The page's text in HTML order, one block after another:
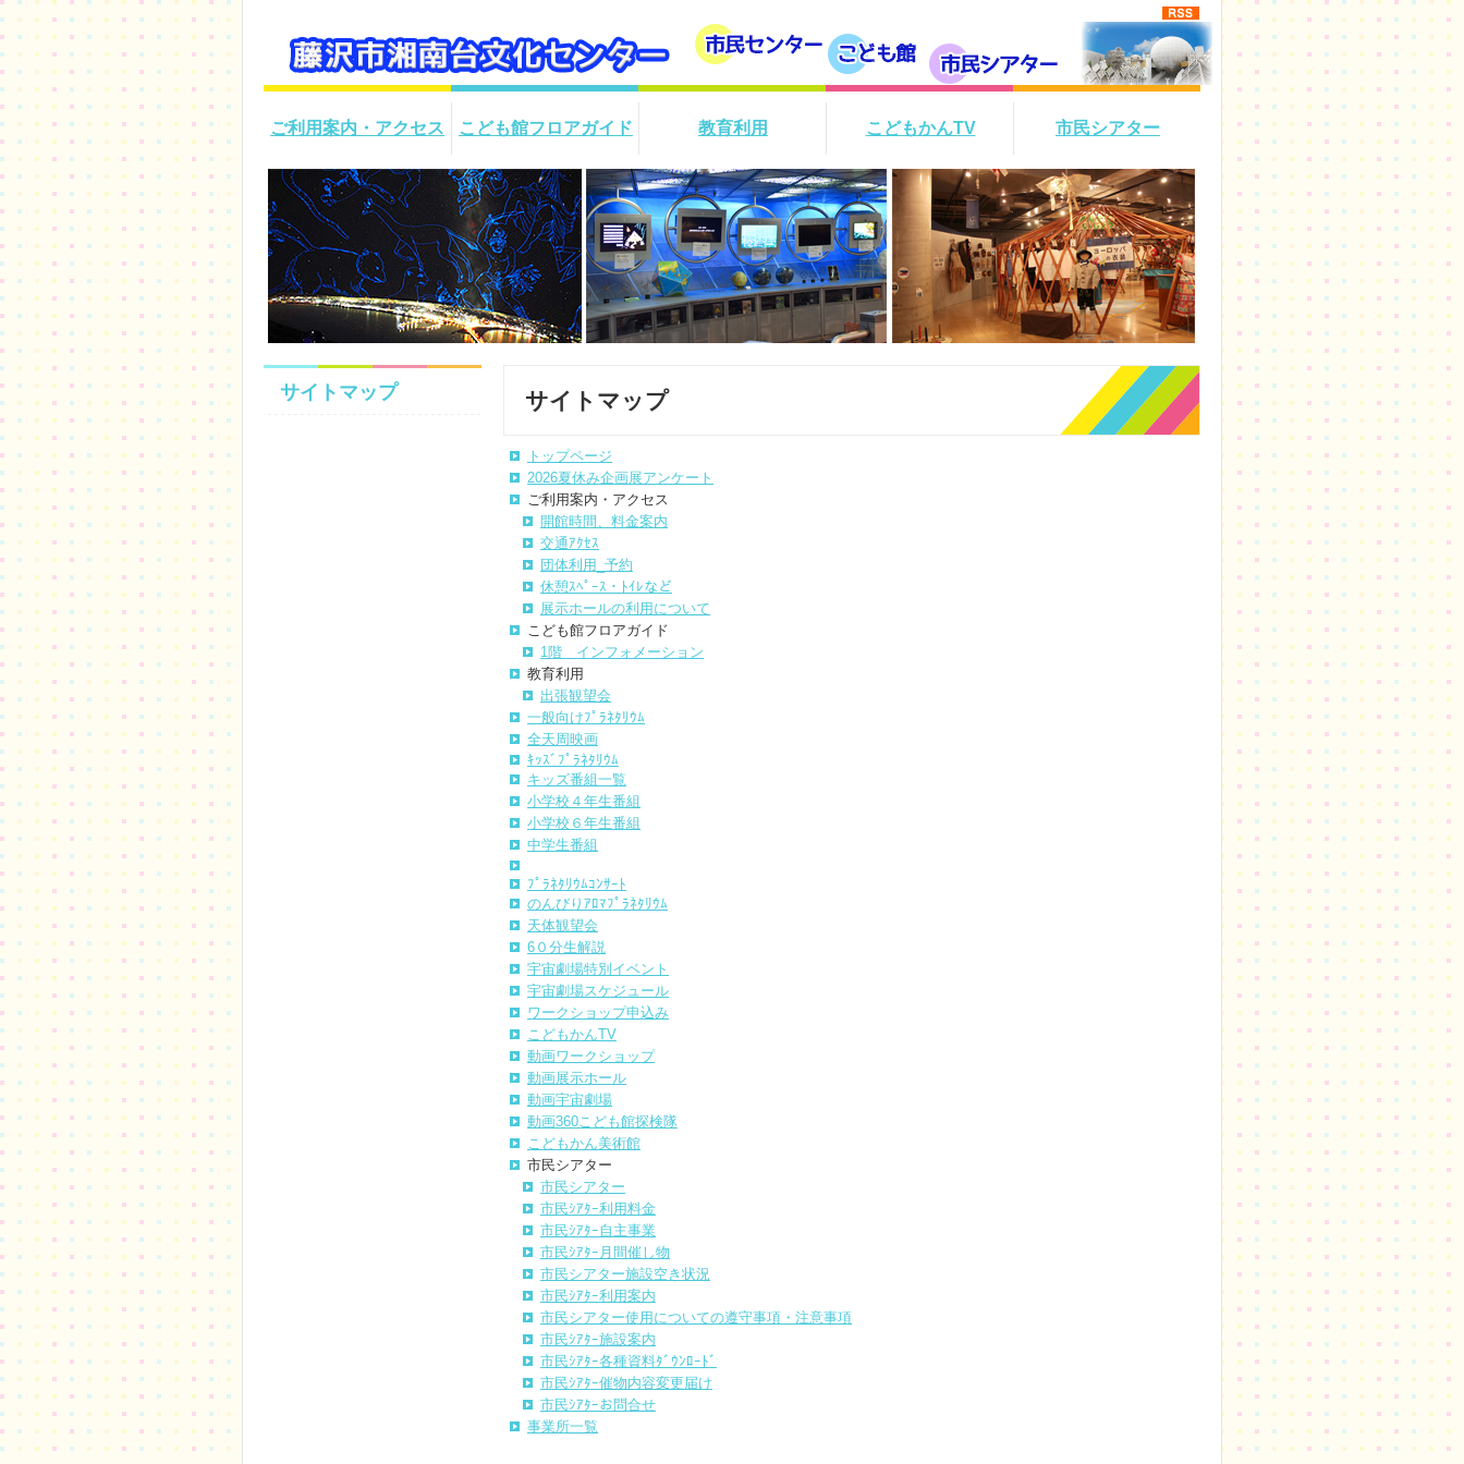
ご利用案内・アクセス こども館フロアガイド 教育利用 こどもかんTV 市民シアター
サイトマップ サイトマップ
トップページ
2026夏休み企画展アンケート
ご利用案内・アクセス
開館時間、料金案内
交通ｱｸｾｽ
団体利用_予約
休憩ｽﾍﾟｰｽ・ﾄｲﾚなど
展示ホールの利用について
こども館フロアガイド
1階 インフォメーション
教育利用
出張観望会
一般向けﾌﾟﾗﾈﾀﾘｳﾑ
全天周映画
ｷｯｽﾞﾌﾟﾗﾈﾀﾘｳﾑ
キッズ番組一覧
小学校４年生番組
小学校６年生番組
中学生番組
ﾌﾟﾗﾈﾀﾘｳﾑｺﾝｻｰﾄ
のんびりｱﾛﾏﾌﾟﾗﾈﾀﾘｳﾑ
天体観望会
6０分生解説
宇宙劇場特別イベント
宇宙劇場スケジュール
ワークショップ申込み
こどもかんTV
動画ワークショップ
動画展示ホール
動画宇宙劇場
動画360こども館探検隊
こどもかん美術館
市民シアター
市民シアター
市民ｼｱﾀｰ利用料金
市民ｼｱﾀｰ自主事業
市民ｼｱﾀｰ月間催し物
市民シアター施設空き状況
市民ｼｱﾀｰ利用案内
市民シアター使用についての遵守事項・注意事項
市民ｼｱﾀｰ施設案内
市民ｼｱﾀｰ各種資料ﾀﾞｳﾝﾛｰﾄﾞ
市民ｼｱﾀｰ催物内容変更届け
市民ｼｱﾀｰお問合せ
事業所一覧